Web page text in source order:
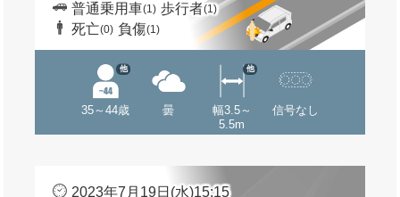
普通乗用車(1) 歩行者(1)
死亡(0) 負傷(1)
35～44歳
他
曇
幅3.5～
5.5m
他
信号なし
2023年7月19日(水)15:15